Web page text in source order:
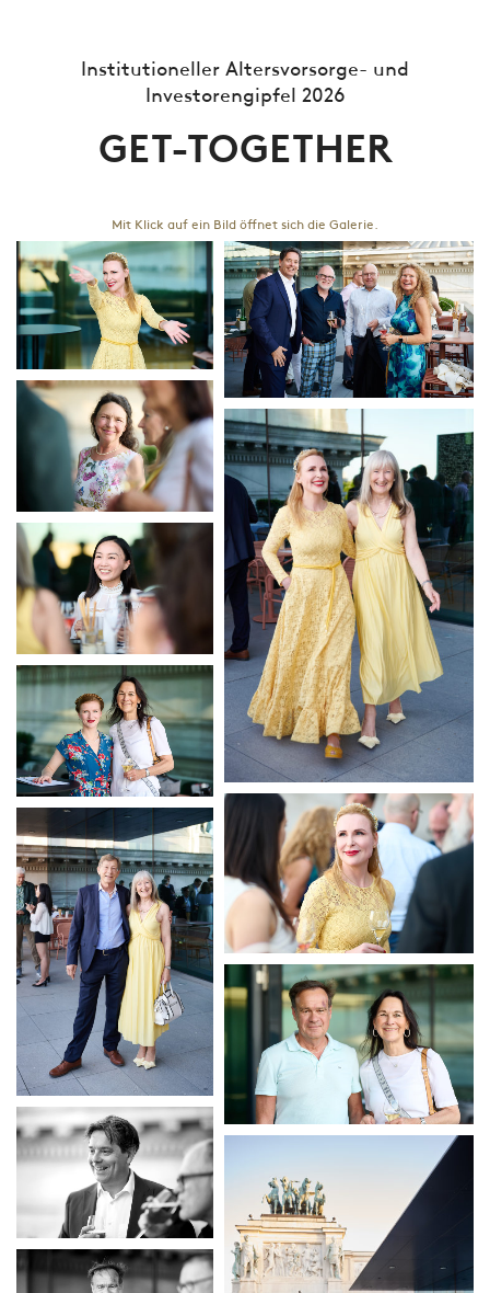
Institutioneller Altersvorsorge- und
Investorengipfel 2026
GET-TOGETHER
Mit Klick auf ein Bild öffnet sich die Galerie.